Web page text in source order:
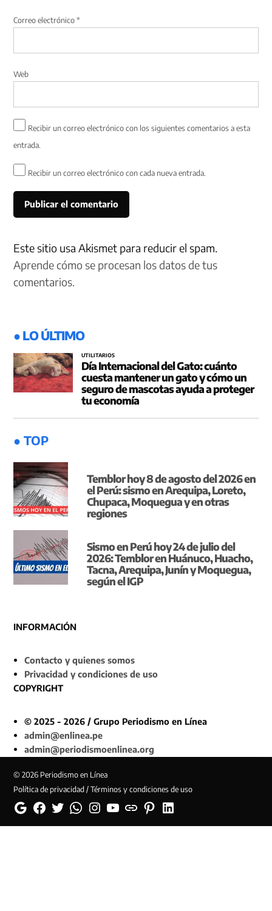
Correo electrónico*
Web
Recibir un correo electrónico con los siguientes comentarios a esta
entrada.
Recibir un correo electrónico con cada nueva entrada.
Este sitio usa Akismet para reducir el spam.
Aprende cómo se procesan los datos de tus
comentarios.
● LO ÚLTIMO
UTILITARIOS
Día Internacional del Gato: cuánto
cuesta mantener un gato y cómo un
seguro de mascotas ayuda a proteger
tu economía
● TOP
Temblor hoy 8 de agosto del 2026 en
el Perú: sismo en Arequipa, Loreto,
Chupaca, Moquegua y en otras
regiones
Sismo en Perú hoy 24 de julio del
2026: Temblor en Huánuco, Huacho,
Tacna, Arequipa, Junín y Moquegua,
según el IGP
INFORMACIÓN
Contacto y quienes somos
Privacidad y condiciones de uso
COPYRIGHT
© 2025 - 2026 / Grupo Periodismo en Línea
admin@enlinea.pe
admin@periodismoenlinea.org
© 2026 Periodismo en Línea
Política de privacidad / Términos y condiciones de uso
GoogleFacebookTwitterWhatsappInstagramYouTubeWeb PinterestLinkedin